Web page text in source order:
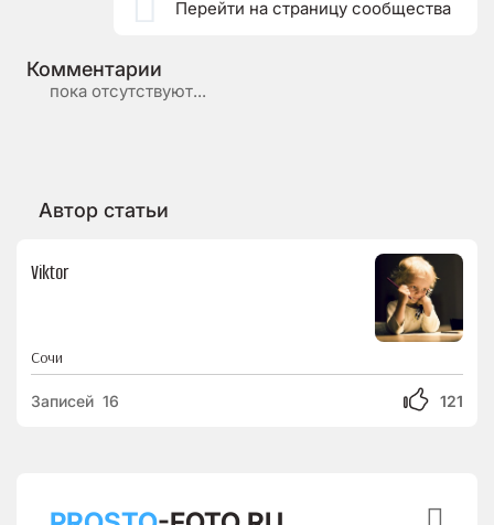
Перейти на страницу сообщества
Комментарии
пока отсутствуют...
Автор статьи
Viktor
Сочи
121
Записей 16